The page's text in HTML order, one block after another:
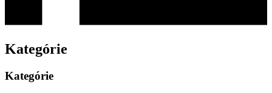
Kategórie
Kategórie